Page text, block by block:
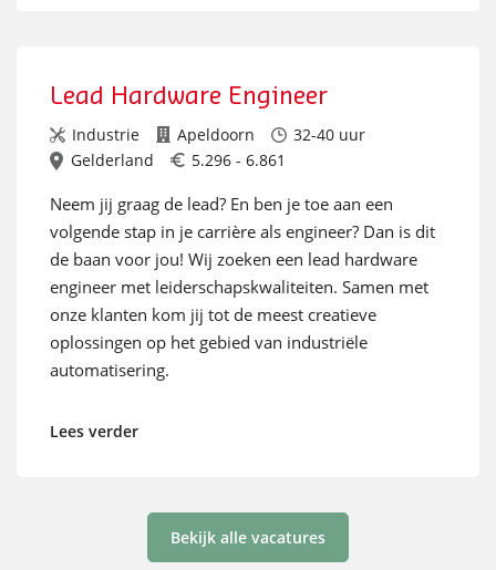
Lead Hardware Engineer
Industrie Apeldoorn
32-40 uur
Gelderland
5.296 - 6.861
Neem jij graag de lead? En ben je toe aan een
volgende stap in je carrière als engineer? Dan is dit
de baan voor jou! Wij zoeken een lead hardware
engineer met leiderschapskwaliteiten. Samen met
onze klanten kom jij tot de meest creatieve
oplossingen op het gebied van industriële
automatisering.
Lees verder
Bekijk alle vacatures